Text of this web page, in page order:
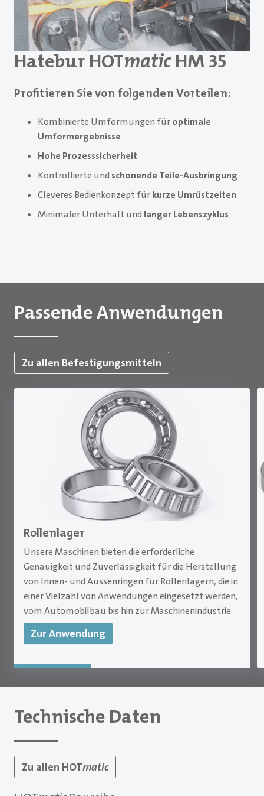
Hatebur HOTmaticHM 35
Profitieren Sie von folgenden Vorteilen:
Kombinierte Umformungen füroptimale
Umformergebnisse
Hohe Prozesssicherheit
Kontrollierte und schonende Teile-Ausbringung
Cleveres Bedienkonzept fürkurze Umrüstzeiten
Minimaler Unterhalt und langer Lebenszyklus
Passende Anwendungen
Zu allen Befestigungsmitteln
Rollenlager
Unsere Maschinen bieten die erforderliche
Genauigkeit und Zuverlässigkeit für die Herstellung
von Innen- und Aussenringen für Rollenlagern, die in
einer Vielzahl von Anwendungen eingesetzt werden,
vom Automobilbau bis hin zur Maschinenindustrie.
Zur Anwendung
Technische Daten
Zu allen HOTmatic